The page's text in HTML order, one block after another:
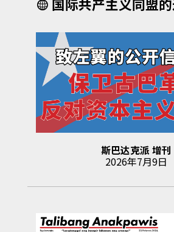
国际共产主义同盟
斯巴达克派增刊
2026年7月9日